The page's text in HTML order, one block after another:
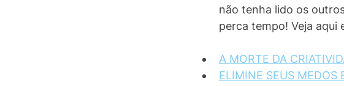
não tenha lido os
perca tempo! Veja aqui
A MORTE DA
ELIMINE SEUS MEDOS